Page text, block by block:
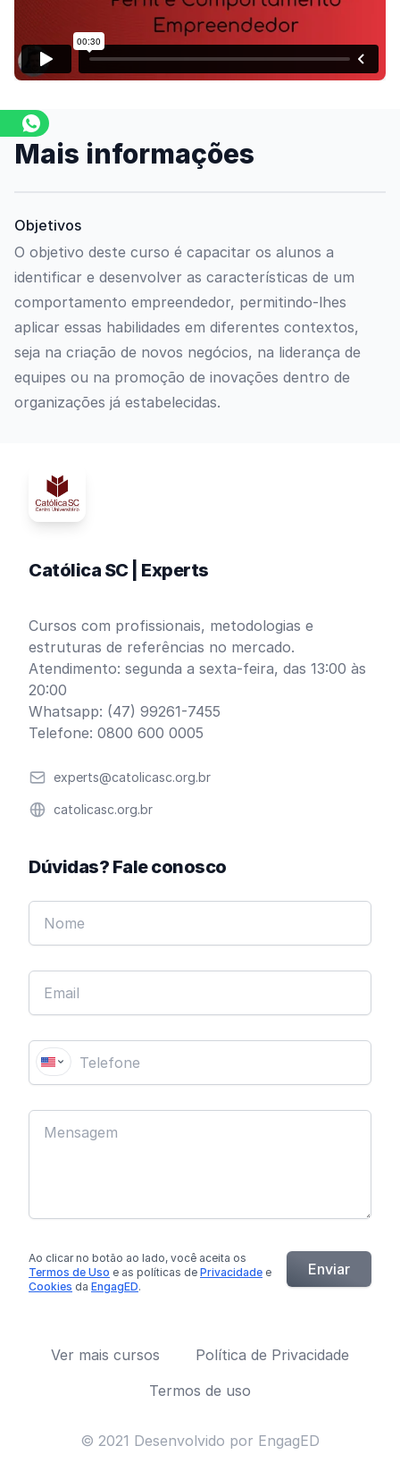
Mais informações
Objetivos
O objetivo deste curso é capacitar os alunos a
identificar e desenvolver as características de um
comportamento empreendedor, permitindo-lhes
aplicar essas habilidades em diferentes contextos,
seja na criação de novos negócios, na liderança de
equipes ou na promoção de inovações dentro de
organizações já estabelecidas.
Católica SC | Experts
Cursos com profissionais, metodologias e
estruturas de referências no mercado.
Atendimento: segunda a sexta-feira, das 13:00 às
20:00
Whatsapp: (47) 99261-7455
Telefone: 0800 600 0005
Emailexperts@catolicasc.org.br
Websitecatolicasc.org.br
Dúvidas? Fale conosco
Ao clicar no botão ao lado, você aceita os
Termos de Uso e as políticas de Privacidade e
Cookies da EngagED.
Enviar
Ver mais cursos
Política de Privacidade
Termos de uso
© 2021 Desenvolvido por EngagED